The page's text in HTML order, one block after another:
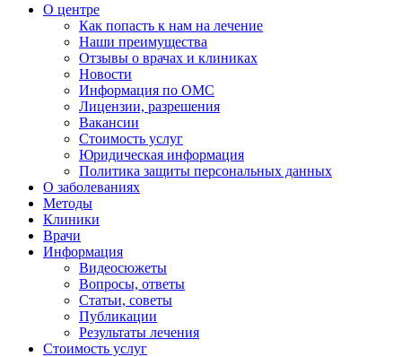
О центре
Как попасть к нам на лечение
Наши преимущества
Отзывы о врачах и клиниках
Новости
Информация по ОМС
Лицензии, разрешения
Вакансии
Стоимость услуг
Юридическая информация
Политика защиты персональных данных
О заболеваниях
Методы
Клиники
Врачи
Информация
Видеосюжеты
Вопросы, ответы
Статьи, советы
Публикации
Результаты лечения
Стоимость услуг